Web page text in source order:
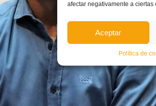
afectar negativamente a
Aceptar
Política de